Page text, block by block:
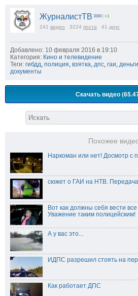
ЖурналистТВ 3888 +1
241 видео 3224 поста 41 друг
Добавлено: 10 февраля 2016 в 19:10
Категория: Кино и телевидение
Теги: гибдд, полиция, взятка, дпс, гаи, деньги
документы
Скачать видео
Похожее
Наркоман или нет! Досмотр с
сюжет о ГАИ на НТВ.
Вот как должны себя вести
Уважение таким полицейским!
А у вас это...
ИДПС разрешил стоять на
Как работает ДПС